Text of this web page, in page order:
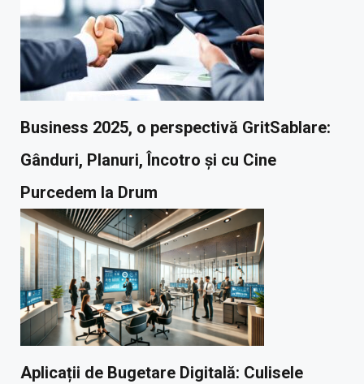
Business 2025, o perspectivă GritSablare:
Gânduri, Planuri, Încotro și cu Cine
Purcedem la Drum
Aplicații de Bugetare Digitală: Culisele